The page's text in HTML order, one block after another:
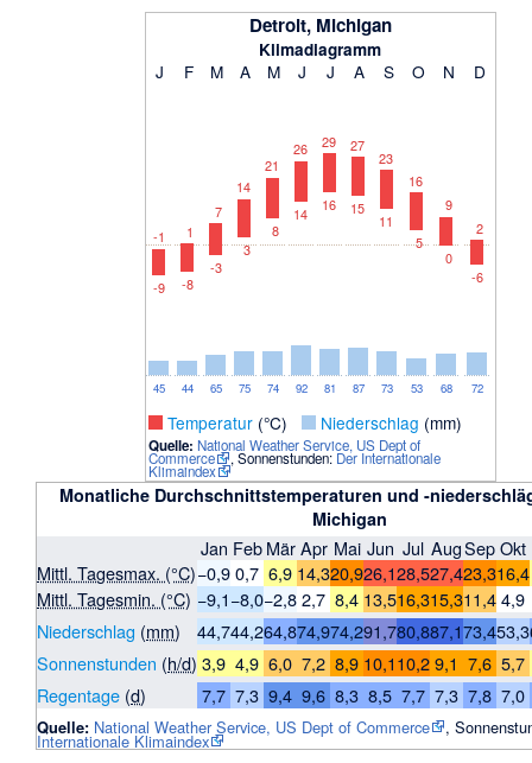
Detroit, Michigan
Klimadiagramm
J F M A M J J A S O N D
45
-1
-9
44
1
-8
65
7
-3
75
14
3
74
21
8
92
26
14
81
29
16
87
27
15
73
23
11
53
16
5
68
9
0
72
2
-6
_ Temperatur(°C) _ Niederschlag (mm)
Quelle: National Weather Service, US Dept of
Commerce , Sonnenstunden: Der Internationale
Klimaindex
Monatliche Durchschnittstemperaturen und -
Michigan
Jan FebMärApr Mai Jun Jul AugSep Okt
Mittl. Tagesmax. (°C)−0,9 0,7 6,9 14,320,926,128,527,423,316,4
Mittl. Tagesmin. (°C) −9,1−8,0−2,8 2,7 8,4 13,516,315,311,4 4,9
Niederschlag (mm) 44,744,264,874,974,291,780,887,173,453,3
Sonnenstunden (h/d) 3,9 4,9 6,0 7,2 8,9 10,110,2 9,1 7,6 5,7
Regentage (d) 7,7 7,3 9,4 9,6 8,3 8,5 7,7 7,3 7,8 7,0
Quelle: National Weather Service, US Dept of Commerce ,
Internationale Klimaindex